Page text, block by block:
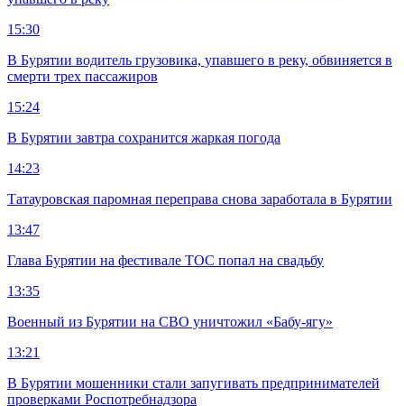
15:30
В Бурятии водитель грузовика, упавшего в реку, обвиняется в
смерти трех пассажиров
15:24
В Бурятии завтра сохранится жаркая погода
14:23
Татауровская паромная переправа снова заработала в Бурятии
13:47
Глава Бурятии на фестивале ТОС попал на свадьбу
13:35
Военный из Бурятии на СВО уничтожил «Бабу-ягу»
13:21
В Бурятии мошенники стали запугивать предпринимателей
проверками Роспотребнадзора